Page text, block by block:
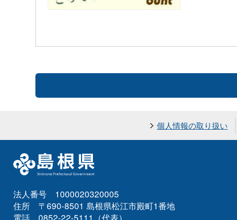
個人情報の取り扱い
法人番号 1000020320005
住所 〒690-8501 島根県松江市殿町1番地
電話 0852-22-5111（代表）